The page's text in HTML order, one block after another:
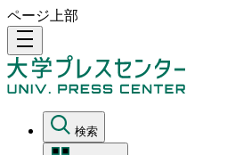
ページ上部
density_medium
検索